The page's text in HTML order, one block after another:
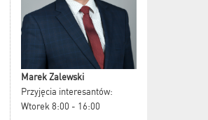
Marek Zalewski
Przyjęcia interesantów:
Wtorek 8:00 - 16:00